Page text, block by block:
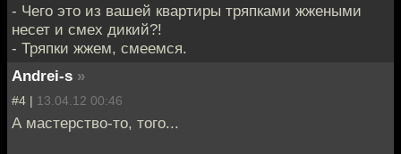
- Чего это из вашей квартиры тряпками жжеными
несет и смех дикий?!
- Тряпки жжем, смеемся.
Andrei-s »
#4 | 13.04.12 00:46
А мастерство-то, того...